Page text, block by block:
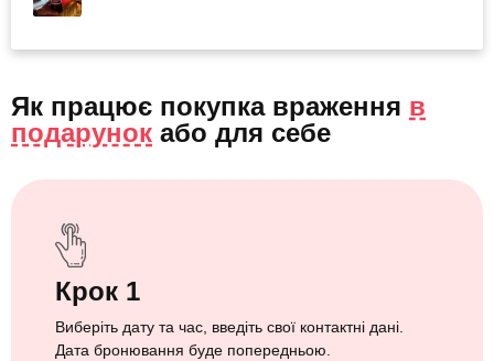
Як працює покупка враження в
подарунок або для себе
Крок 1
Виберіть дату та час, введіть свої контактні дані.
Дата бронювання буде попередньою.